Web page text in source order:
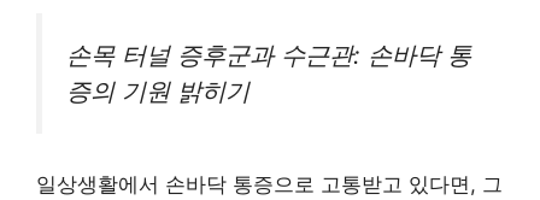
손목 터널 증후군과 수근관: 손바닥 통
증의 기원 밝히기
일상생활에서 손바닥 통증으로 고통받고 있다면, 그